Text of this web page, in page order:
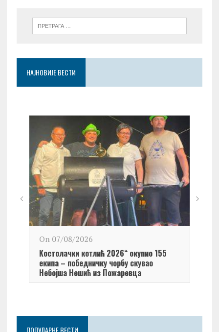
НАЈНОВИЈЕ ВЕСТИ
On 07/08/2026
Kостолачки котлић 2026“ окупио 155
екипа – победничку чорбу скувао
Небојша Нешић из Пожаревца
ПОПУЛАРНЕ ВЕСТИ